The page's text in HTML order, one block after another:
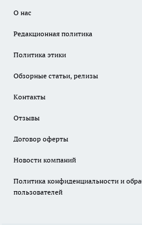
О нас
Редакционная политика
Политика этики
Обзорные статьи, релизы
Контакты
Отзывы
Договор оферты
Новости компаний
Политика конфиденциальности и
пользователей